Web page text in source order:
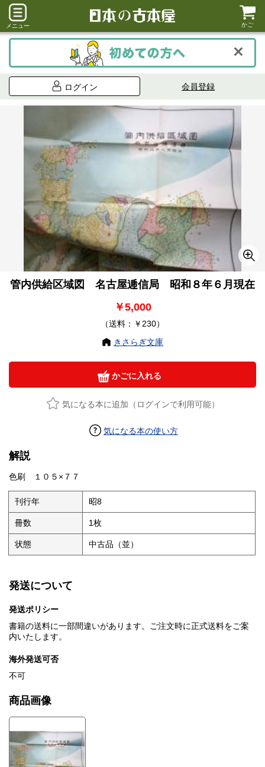
メニュー かご
ログイン 会員登録
管内供給区域図 名古屋逓信局 昭和８年６月現在
￥5,000
（送料：￥230）
きさらぎ文庫
かごに入れる
気になる本に追加（ログインで利用可能）
気になる本の使い方
解説
色刷 １０５×７７
刊行年 昭8
冊数 1枚
状態 中古品（並）
発送について
発送ポリシー
書籍の送料に一部間違いがあります。ご注文時に正式送料をご案
内いたします。
海外発送可否
不可
商品画像